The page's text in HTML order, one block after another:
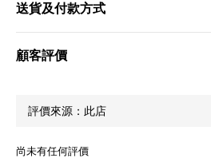
送貨及付款方式
顧客評價
尚未有任何評價